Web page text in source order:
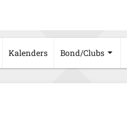
Kalenders Bond/Clubs